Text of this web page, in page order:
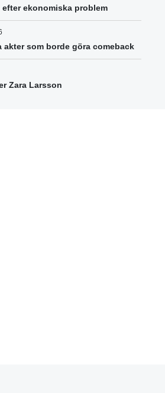
ekonomiska problem
akter som borde göra comeback
Zara Larsson